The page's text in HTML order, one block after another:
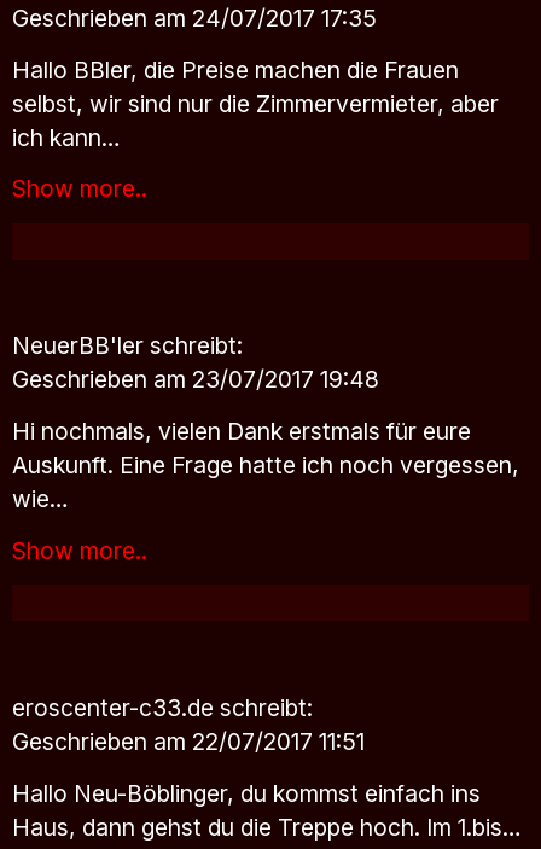
Geschrieben am 24/07/2017 17:35
Hallo BBler, die Preise machen die Frauen
selbst, wir sind nur die Zimmervermieter, aber
ich kann…
Show more..
NeuerBB'ler schreibt:
Geschrieben am 23/07/2017 19:48
Hi nochmals, vielen Dank erstmals für eure
Auskunft. Eine Frage hatte ich noch vergessen,
wie…
Show more..
eroscenter-c33.de schreibt:
Geschrieben am 22/07/2017 11:51
Hallo Neu-Böblinger, du kommst einfach ins
Haus, dann gehst du die Treppe hoch. Im 1.bis…